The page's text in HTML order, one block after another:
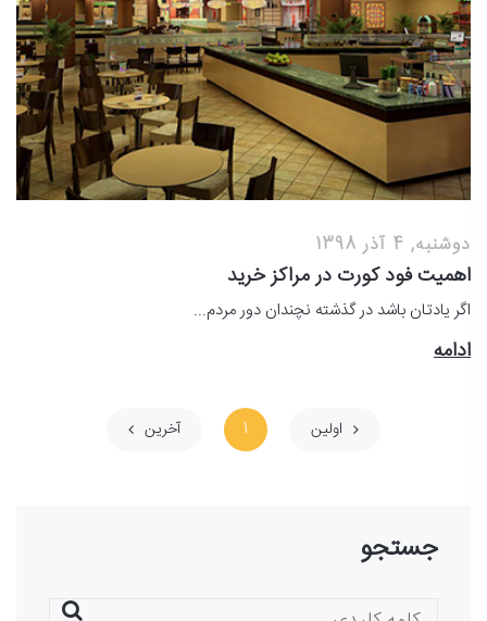
دوشنبه, 4 آذر 1398
اهمیت فود کورت در مراکز خرید
اگر یادتان باشد در گذشته نچندان دور مردم...
ادامه
اولین 1 آخرین
جستجو